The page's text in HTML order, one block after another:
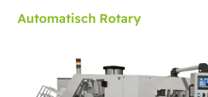
Automatisch Rotary